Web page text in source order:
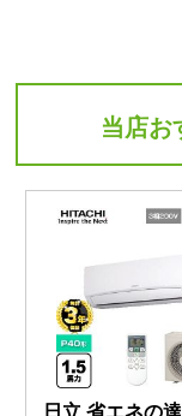
当店お
日立 省エネの